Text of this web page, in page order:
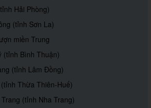
Hải Phòng)
(tỉnh Sơn La)
miền Trung
(tỉnh Bình Thuận)
(tỉnh Lâm Đồng)
Thừa Thiên-Huế)
(tỉnh Nha Trang)